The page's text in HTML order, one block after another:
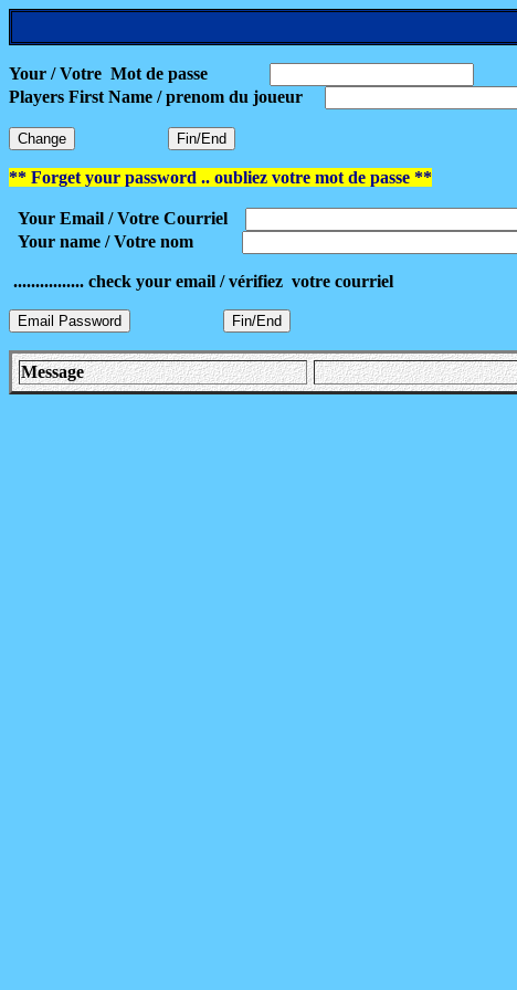
Your / Votre Mot de passe
Players First Name / prenom du joueur
** Forget your password .. oubliez votre mot de passe **
Your Email / Votre Courriel
Your name / Votre nom
................ check your email / vérifiez votre courriel
Message